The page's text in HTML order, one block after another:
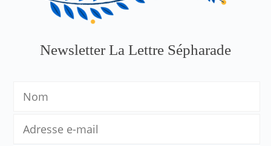
Newsletter La Lettre Sépharade